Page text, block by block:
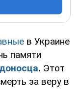
в Украине
памяти
. Этот
за веру в